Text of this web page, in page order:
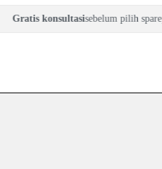
Gratis konsultasisebelum pilih sparepart